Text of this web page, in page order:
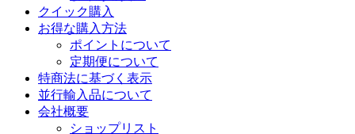
クイック購入
お得な購入方法
ポイントについて
定期便について
特商法に基づく表示
並行輸入品について
会社概要
ショップリスト